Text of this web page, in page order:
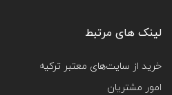
لینک های مرتبط
خرید از سایت‌های معتبر ترکیه
امور مشتریان